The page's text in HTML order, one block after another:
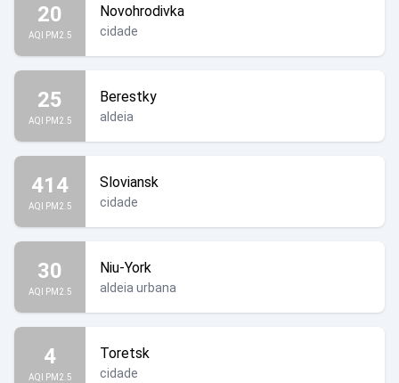
20
AQI PM2.5
Novohrodivka
cidade
25
AQI PM2.5
Berestky
aldeia
414
AQI PM2.5
Sloviansk
cidade
30
AQI PM2.5
Niu-York
aldeia urbana
4
AQI PM2.5
Toretsk
cidade